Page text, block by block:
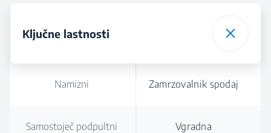
Ključne lastnosti
Namizni Zamrzovalnik spodaj
Samostoječ podpultni Vgradna